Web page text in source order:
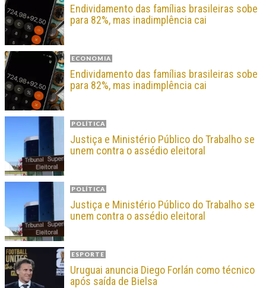
Endividamento das famílias brasileiras sobe
para 82%, mas inadimplência cai
ECONOMIA
Endividamento das famílias brasileiras sobe
para 82%, mas inadimplência cai
POLÍTICA
Justiça e Ministério Público do Trabalho se
unem contra o assédio eleitoral
POLÍTICA
Justiça e Ministério Público do Trabalho se
unem contra o assédio eleitoral
ESPORTE
Uruguai anuncia Diego Forlán como técnico
após saída de Bielsa